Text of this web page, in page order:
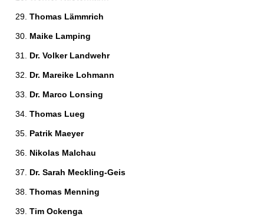
Thomas Lämmrich
Maike Lamping
Dr. Volker Landwehr
Dr. Mareike Lohmann
Dr. Marco Lonsing
Thomas Lueg
Patrik Maeyer
Nikolas Malchau
Dr. Sarah Meckling-Geis
Thomas Menning
Tim Ockenga